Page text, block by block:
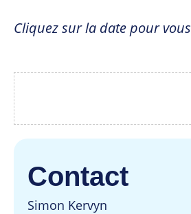
Cliquez sur la date pour
Contact
Simon Kervyn